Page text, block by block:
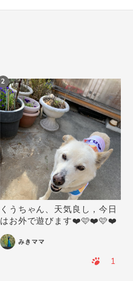
2
くうちゃん、天気良し，今日
はお外で遊びます❤️🩷❤️🩷❤️
みきママ
1